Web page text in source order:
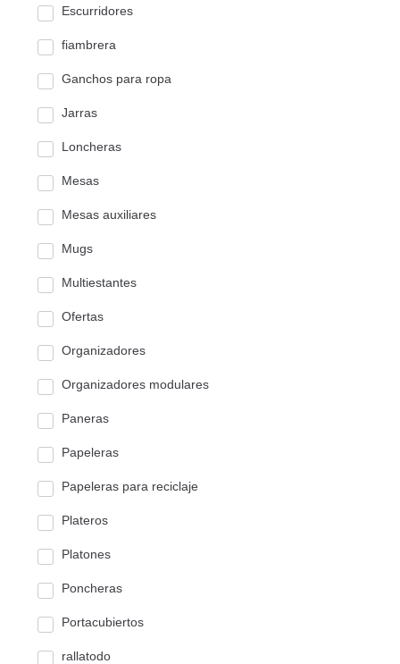
Escurridores
fiambrera
Ganchos para ropa
Jarras
Loncheras
Mesas
Mesas auxiliares
Mugs
Multiestantes
Ofertas
Organizadores
Organizadores modulares
Paneras
Papeleras
Papeleras para reciclaje
Plateros
Platones
Poncheras
Portacubiertos
rallatodo